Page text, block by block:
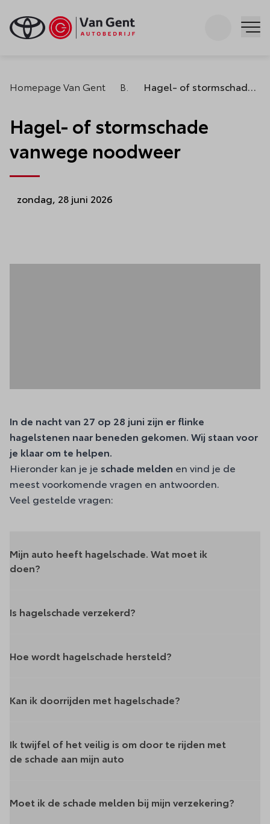
Zoeken
Homepage Van Gent Hagel- of stormschade vanwege noodweer
Hagel- of stormschade
vanwege noodweer
zondag, 28 juni 2026
In de nacht van 27 op 28 juni zijn er flinke
hagelstenen naar beneden gekomen. Wij staan voor
je klaar om te helpen.
Hieronder kan je je schade melden en vind je de
meest voorkomende vragen en antwoorden.
Veel gestelde vragen:
Mijn auto heeft hagelschade. Wat moet ik
doen?
Is hagelschade verzekerd?
Hoe wordt hagelschade hersteld?
Kan ik doorrijden met hagelschade?
Ik twijfel of het veilig is om door te rijden met
de schade aan mijn auto
Moet ik de schade melden bij mijn verzekering?